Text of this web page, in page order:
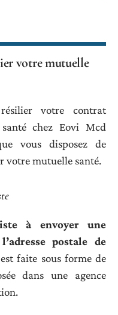
votre mutuelle
votre contrat
santé chez Eovi Mcd
vous disposez de
votre mutuelle santé.
à envoyer une
postale de
faite sous forme de
dans une agence